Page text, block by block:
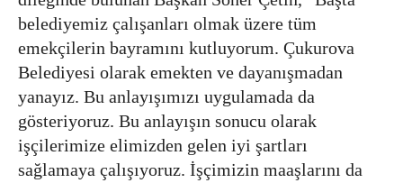
belediyemiz çalışanları olmak üzere tüm
emekçilerin bayramını kutluyorum. Çukurova
Belediyesi olarak emekten ve dayanışmadan
yanayız. Bu anlayışımızı uygulamada da
gösteriyoruz. Bu anlayışın sonucu olarak
işçilerimize elimizden gelen iyi şartları
sağlamaya çalışıyoruz. İşçimizin maaşlarını da